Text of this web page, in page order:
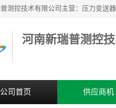
河南新瑞普测控
公司首页 供应商机